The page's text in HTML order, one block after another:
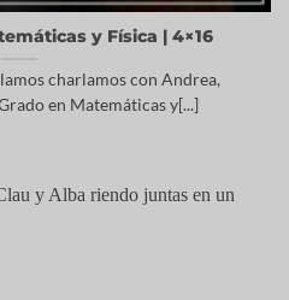
y Física | 4×16
charlamos con Andrea,
en Matemáticas y[...]